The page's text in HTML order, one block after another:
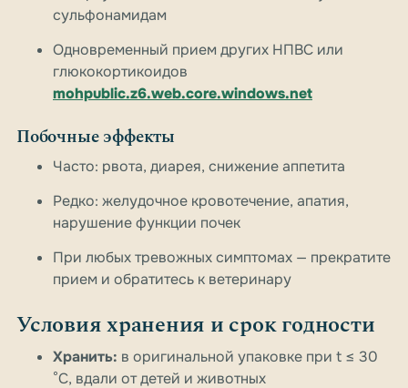
сульфонамидам
Одновременный прием других НПВС или
глюкокортикоидов
mohpublic.z6.web.core.windows.net
Побочные эффекты
Часто: рвота, диарея, снижение аппетита
Редко: желудочное кровотечение, апатия,
нарушение функции почек
При любых тревожных симптомах — прекратите
прием и обратитесь к ветеринару
Условия хранения и срок годности
Хранить: в оригинальной упаковке при t ≤ 30
°C, вдали от детей и животных